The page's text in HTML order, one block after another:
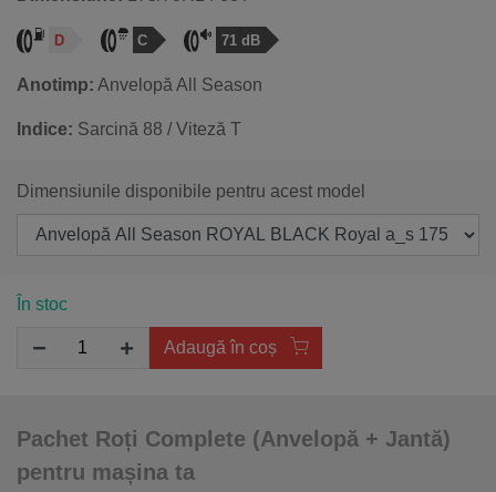
D C 71 dB
Anotimp: Anvelopă All Season
Indice: Sarcină 88 / Viteză T
Dimensiunile disponibile pentru acest model
În stoc
Adaugă în coș
Pachet Roți Complete (Anvelopă + Jantă)
pentru mașina ta